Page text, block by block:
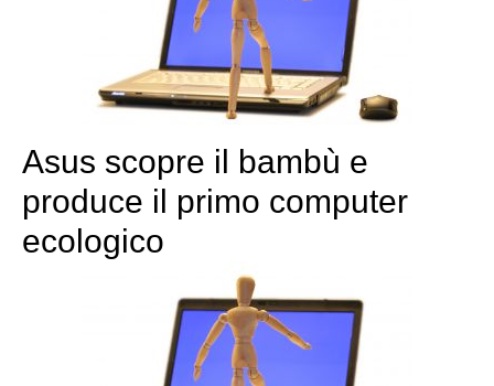
Asus scopre il bambù e
produce il primo computer
ecologico